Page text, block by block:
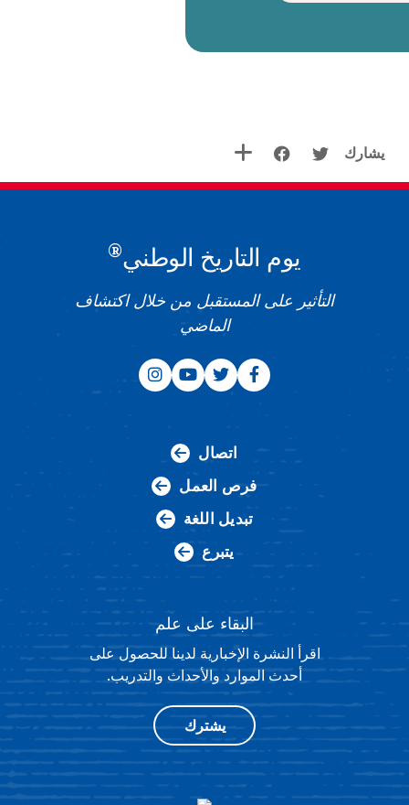
يشارك
يوم التاريخ الوطني®
التأثير على المستقبل من خلال اكتشاف
الماضي
اتصال
فرص العمل
تبديل اللغة
يتبرع
البقاء على علم
اقرأ النشرة الإخبارية لدينا للحصول على
أحدث الموارد والأحداث والتدريب.
يشترك